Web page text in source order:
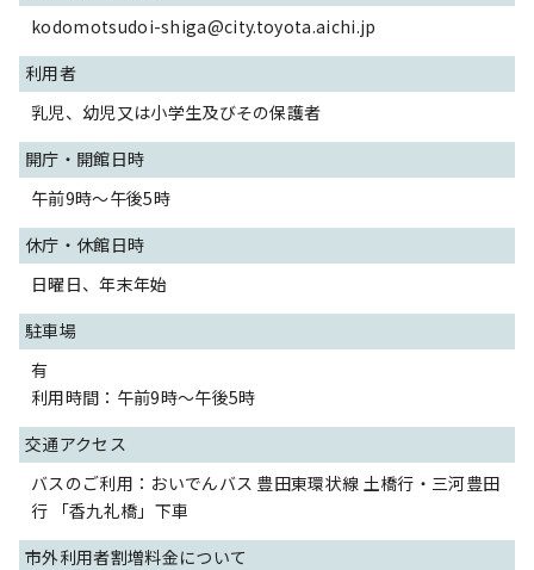
kodomotsudoi-shiga@city.toyota.aichi.jp
利用者
乳児、幼児又は小学生及びその保護者
開庁・開館日時
午前9時～午後5時
休庁・休館日時
日曜日、年末年始
駐車場
有
利用時間：午前9時～午後5時
交通アクセス
バスのご利用：おいでんバス 豊田東環状線 土橋行・三河豊田
行 「香九礼橋」下車
市外利用者割増料金について